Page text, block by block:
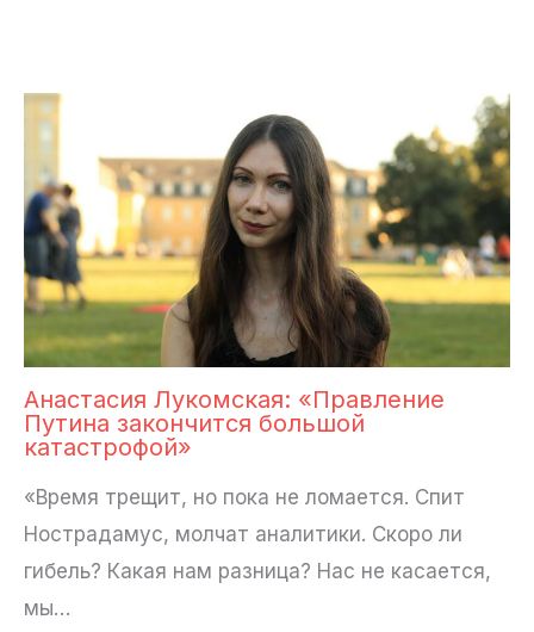
Анастасия Лукомская: «Правление
Путина закончится большой
катастрофой»
«Время трещит, но пока не ломается. Спит
Нострадамус, молчат аналитики. Скоро ли
гибель? Какая нам разница? Нас не касается,
мы…